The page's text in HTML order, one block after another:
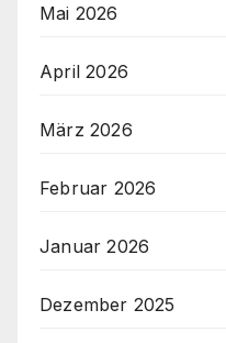
Mai 2026
April 2026
März 2026
Februar 2026
Januar 2026
Dezember 2025